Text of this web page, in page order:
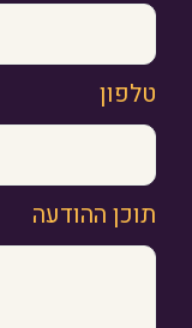
טלפון
תוכן ההודעה